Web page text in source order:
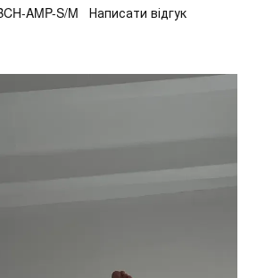
AMP-S/M Написати відгук